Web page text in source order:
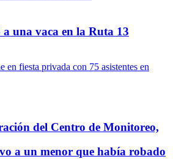
una vaca en la Ruta 13
del Centro de Monitoreo,
a un menor que había robado